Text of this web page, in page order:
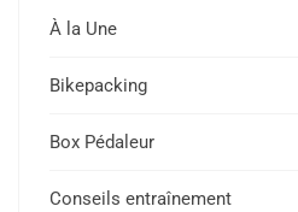
À la Une
Bikepacking
Box Pédaleur
Conseils entraînement